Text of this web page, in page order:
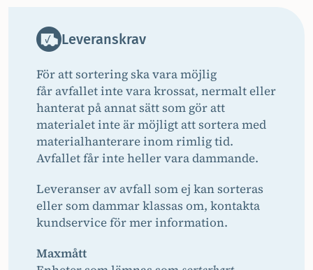
Leveranskrav
För att sortering ska vara möjlig
får avfallet inte vara krossat, nermalt eller
hanterat på annat sätt som gör att
materialet inte är möjligt att sortera med
materialhanterare inom rimlig tid.
Avfallet får inte heller vara dammande.
Leveranser av avfall som ej kan sorteras
eller som dammar klassas om, kontakta
kundservice för mer information.
Maxmått